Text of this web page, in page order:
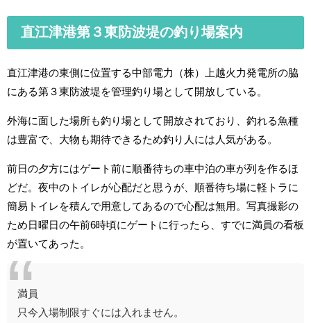
直江津港第３東防波堤の釣り場案内
直江津港の東側に位置する中部電力（株）上越火力発電所の脇
にある第３東防波堤を管理釣り場として開放している。
外海に面した場所も釣り場として開放されており、釣れる魚種
は豊富で、大物も期待できるため釣り人には人気がある。
前日の夕方にはゲート前に順番待ちの車中泊の車が列を作るほ
どだ。夜中のトイレが心配だと思うが、順番待ち場に軽トラに
簡易トイレを積んで用意してあるので心配は無用。写真撮影の
ため日曜日の午前6時頃にゲートに行ったら、すでに満員の看板
が置いてあった。
満員
只今入場制限すぐには入れません。